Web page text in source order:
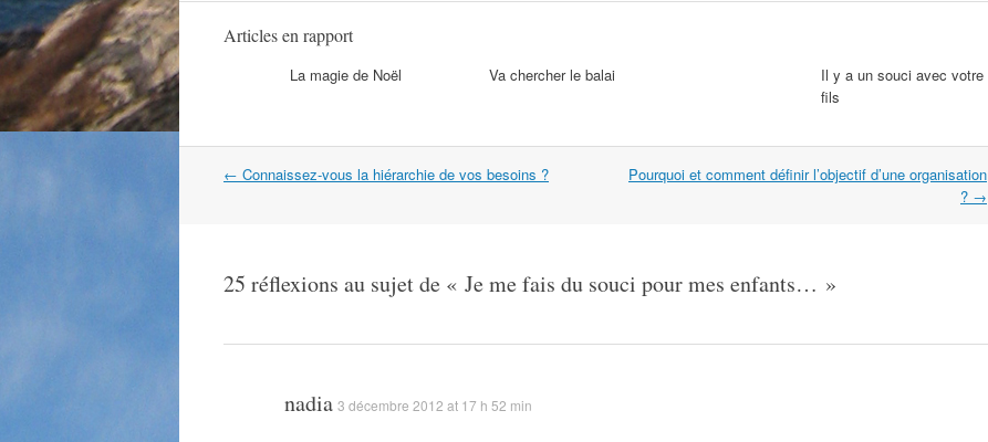
Articles en rapport
La magie de Noël Va chercher le balai
Il y a un souci avec votre
fils
Navigation
← Connaissez-vous la hiérarchie de vos besoins ?
Pourquoi et comment définir l’objectif d’une organisation
? →
25 réflexions au sujet de « Je me fais du souci pour mes enfants… »
nadia 3 décembre 2012 at 17 h 52 min